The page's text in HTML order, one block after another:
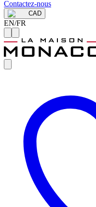
Contactez-nous
CAD
EN/FR